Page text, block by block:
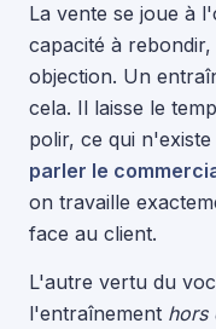
La vente se joue à
capacité à
objection. Un
cela. Il laisse le
polir, ce qui
parler le
on travaille
face au client.
L'autre vertu du
l'entraînement hors